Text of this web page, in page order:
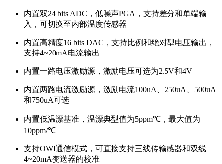
内置双24 bits ADC，低噪声PGA，支持差分和单端输
入，可切换至内部温度传感器
内置高精度16 bits DAC，支持比例和绝对型电压输出，
支持4~20mA电流输出
内置一路电压激励源，激励电压可选为2.5V和4V
内置两路电流激励源，激励电流100uA、250uA、500uA
和750uA可选
内置低温漂基准，温漂典型值为5ppm℃，最大值为
10ppm/℃
支持OWI通信模式，可直接支持三线传输感器和双线
4~20mA变送器的校准